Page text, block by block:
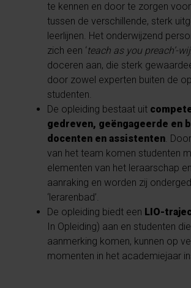
te kennen en door te zorgen
tussen de verschillende, sterk
leerlijnen. Het onderwijzend
zich een ‘teach as you preach’-
doceren aan, die sterk
door zowel experten buiten de
studenten.
De opleiding bestaat uit
gedreven, geëngageerde en
docenten en assistenten.
van het team komen studenten
elementen van het leraarschap
aanraking en worden zij
‘lerarenbad’.
De opleiding biedt een LIO-
In Opleiding) aan en studenten
aanmerking komen, kunnen op
momenten in het academiejaar